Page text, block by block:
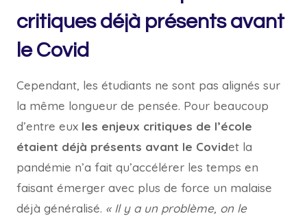
critiques déjà présents avant
le Covid
Cependant, les étudiants ne sont pas alignés sur
la même longueur de pensée. Pour beaucoup
d’entre eux les enjeux critiques de l’école
étaient déjà présents avant le Covidet la
pandémie n’a fait qu’accélérer les temps en
faisant émerger avec plus de force un malaise
déjà généralisé. « Il y a un problème, on le